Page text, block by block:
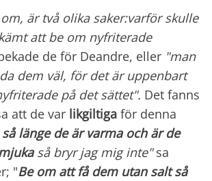
är två olika saker:varför skulle
att be om nyfriterade
de för Deandre, eller "man
dem väl, för det är uppenbart
på det sättet". Det fanns
att de var likgiltiga för denna
länge de är varma och är de
så bryr jag mig inte"sa
"Be om att få dem utan salt så